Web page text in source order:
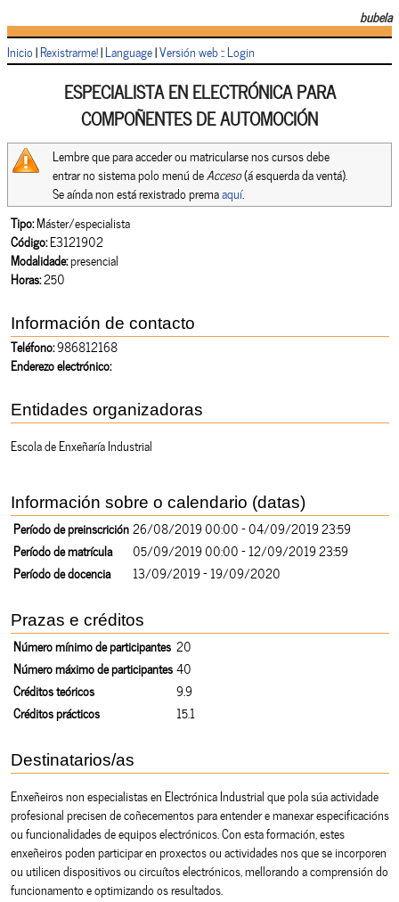
bubela
Inicio|Rexistrarme!|Language|Versión web::Login
ESPECIALISTA EN ELECTRÓNICA PARA
COMPOÑENTES DE AUTOMOCIÓN
Lembre que para acceder ou matricularse nos cursos debe
entrar no sistema polo menú deAcceso(á esquerda da ventá).
Se aínda non está rexistrado premaaquí.
Tipo:Máster/especialista
Código:E3121902
Modalidade:presencial
Horas:250
Información de contacto
Teléfono:986812168
Enderezo electrónico:
Entidades organizadoras
Escola de Enxeñaría Industrial
Información sobre o calendario (datas)
Período de preinscrición 26/08/2019 00:00 - 04/09/2019 23:59
Período de matrícula
05/09/2019 00:00 - 12/09/2019 23:59
Período de docencia
13/09/2019 - 19/09/2020
Prazas e créditos
Número mínimo de participantes 20
Número máximo de participantes 40
Créditos teóricos
9.9
Créditos prácticos
15.1
Destinatarios/as
Enxeñeiros non especialistas en Electrónica Industrial que pola súa actividade
profesional precisen de coñecementos para entender e manexar especificacións
ou funcionalidades de equipos electrónicos. Con esta formación, estes
enxeñeiros poden participar en proxectos ou actividades nos que se incorporen
ou utilicen dispositivos ou circuítos electrónicos, mellorando a comprensión do
funcionamento e optimizando os resultados.